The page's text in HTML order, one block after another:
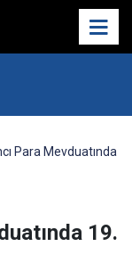
Para Mevduatında
19.